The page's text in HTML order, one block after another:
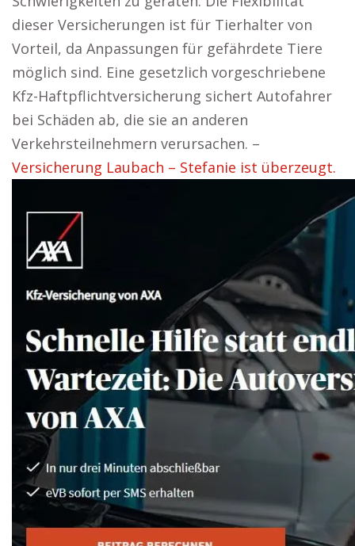
dieser Versicherungen ist für Tierhalter von
Vorteil, da Anpassungen für gefährdete Tiere
möglich sind. Eine gesetzlich vorgeschriebene
Kfz-Haftpflichtversicherung sichert Autofahrer
bei Schäden ab, die sie an anderen
Verkehrsteilnehmern verursachen. –
Versicherung Laubach – Stefanie ist überzeugt.